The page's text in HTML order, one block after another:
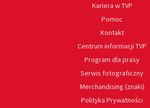
Kariera w TVP
Pomoc
Kontakt
Centrum informacji TVP
Program dla prasy
Serwis fotograficzny
Merchandising (znaki)
Polityka Prywatności